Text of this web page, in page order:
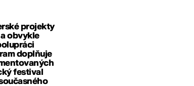
projekty
obvykle
doplňuje
festival